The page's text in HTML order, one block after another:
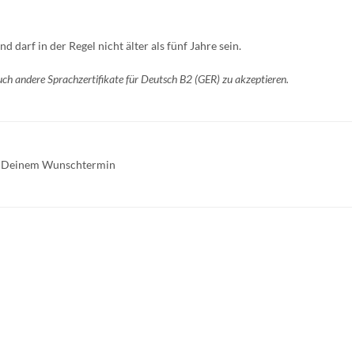
darf in der Regel nicht älter als fünf Jahre sein.
andere Sprachzertifikate für Deutsch B2 (GER) zu akzeptieren.
Wunschtermin